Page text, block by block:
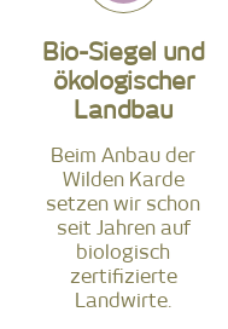
Bio-Siegel und
ökologischer
Landbau
Beim Anbau der
Wilden Karde
setzen wir schon
seit Jahren auf
biologisch
zertifizierte
Landwirte.